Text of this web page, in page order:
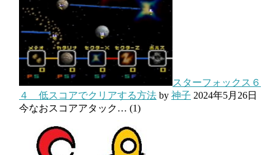
スターフォックス６
４ 低スコアでクリアする方法 by 神子 2024年5月26日
今なおスコアアタック… (1)